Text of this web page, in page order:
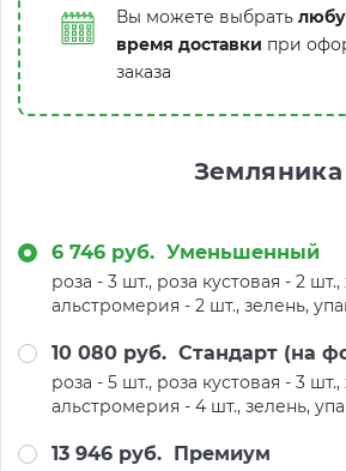
Вы можете выбрать
время доставки при
заказа
Земляника
6 746 руб. Уменьшенный
роза - 3 шт., роза кустовая - 2
альстромерия - 2 шт., зелень,
10 080 руб. Стандарт (на
роза - 5 шт., роза кустовая - 3
альстромерия - 4 шт., зелень,
13 946 руб. Премиум